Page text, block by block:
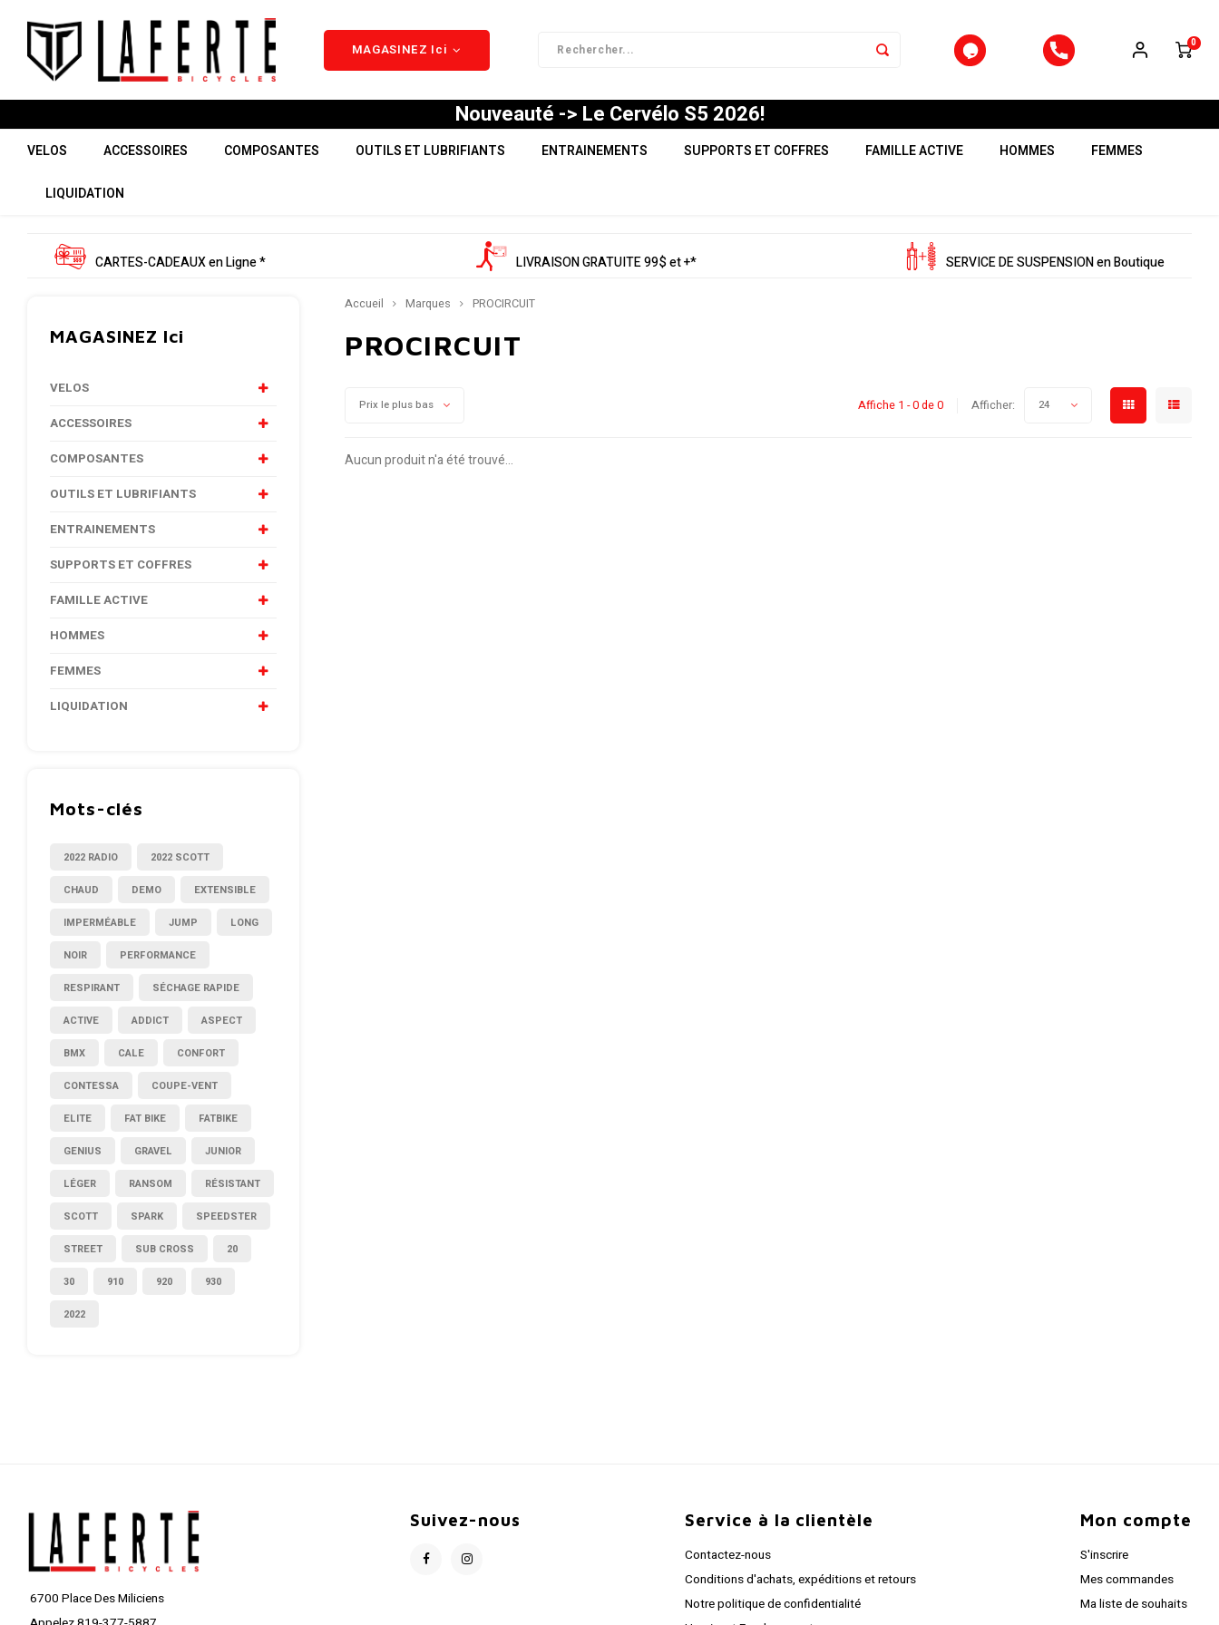
MAGASINEZ Ici 0
Nouveauté -> Le Cervélo S5 2026!
VELOS ACCESSOIRES COMPOSANTES OUTILS ET LUBRIFIANTS ENTRAINEMENTS SUPPORTS ET COFFRES FAMILLE ACTIVE HOMMES FEMMES
LIQUIDATION
CARTES-CADEAUX en Ligne * LIVRAISON GRATUITE 99$ et +* SERVICE DE SUSPENSION en Boutique
MAGASINEZ Ici
VELOS
ACCESSOIRES
COMPOSANTES
OUTILS ET LUBRIFIANTS
ENTRAINEMENTS
SUPPORTS ET COFFRES
FAMILLE ACTIVE
HOMMES
FEMMES
LIQUIDATION
Mots-clés
2022 RADIO 2022 SCOTT
CHAUD DEMO EXTENSIBLE
IMPERMÉABLE JUMP LONG
NOIR PERFORMANCE
RESPIRANT SÉCHAGE RAPIDE
ACTIVE ADDICT ASPECT
BMX CALE CONFORT
CONTESSA COUPE-VENT
ELITE FAT BIKE FATBIKE
GENIUS GRAVEL JUNIOR
LÉGER RANSOM RÉSISTANT
SCOTT SPARK SPEEDSTER
STREET SUB CROSS 20
30 910 920 930
2022
Accueil Marques PROCIRCUIT
PROCIRCUIT
Prix le plus bas Affiche 1 - 0 de 0 Afficher: 24
Aucun produit n'a été trouvé...
6700 Place Des Miliciens
Suivez-nous Service à la clientèle
Contactez-nous
Conditions d'achats, expéditions et retours
Notre politique de confidentialité
Mon compte
S'inscrire
Mes commandes
Ma liste de souhaits